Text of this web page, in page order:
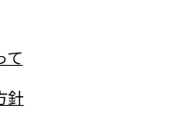
て
針